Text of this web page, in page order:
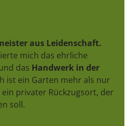
aus Leidenschaft.
mich das ehrliche
das Handwerk in der
ist ein Garten mehr als nur
privater Rückzugsort, der
soll.